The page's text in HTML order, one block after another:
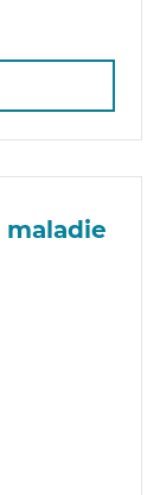
maladie